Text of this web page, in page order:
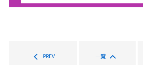
PREV 一覧